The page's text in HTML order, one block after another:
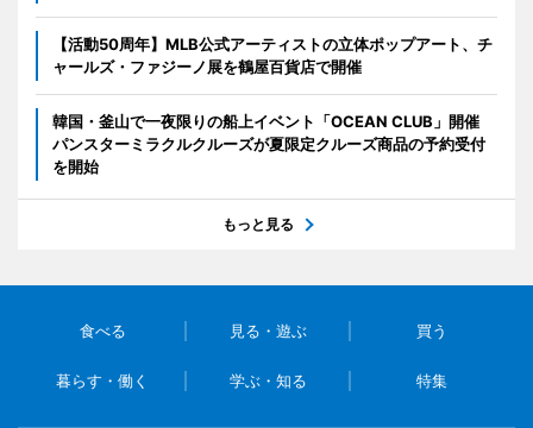
【活動50周年】MLB公式アーティストの立体ポップアート、チ
ャールズ・ファジーノ展を鶴屋百貨店で開催
韓国・釜山で一夜限りの船上イベント「OCEAN CLUB」開催
パンスターミラクルクルーズが夏限定クルーズ商品の予約受付
を開始
もっと見る
食べる 見る・遊ぶ 買う
暮らす・働く 学ぶ・知る 特集